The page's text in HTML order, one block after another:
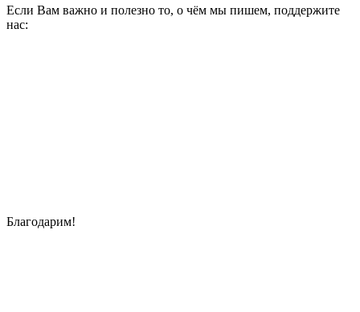
Если Вам важно и полезно то, о чём мы пишем, поддержите
нас:
Благодарим!